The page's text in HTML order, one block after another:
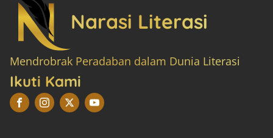
Narasi Literasi
Mendrobrak Peradaban dalam Dunia Literasi
Ikuti Kami